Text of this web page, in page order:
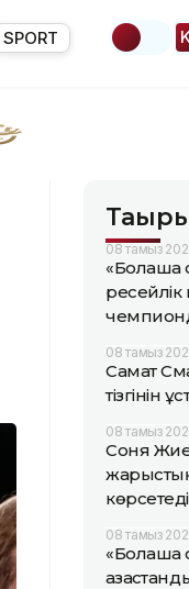
SPORT
08 тамыз
08 тамыз
Самат
тізгінін
08 тамыз
Соня
көрсетеді
08 тамыз